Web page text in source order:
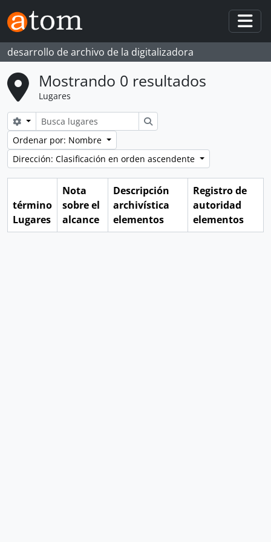
Skip to main content
desarrollo de archivo de la digitalizadora
Mostrando 0 resultados
Lugares
Search options
Búsqueda
Ordenar por: Nombre
Dirección: Clasificación en orden ascendente
término
Lugares
Nota
sobre el
alcance
Descripción
archivística
elementos
Registro de
autoridad
elementos